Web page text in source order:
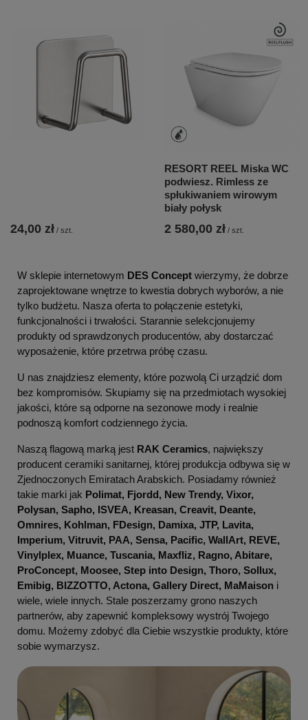
24,00 zł / szt.
RESORT REEL Miska WC
podwiesz. Rimless ze
spłukiwaniem wirowym
biały połysk
2 580,00 zł / szt.
W sklepie internetowym DES Concept wierzymy, że dobrze
zaprojektowane wnętrze to kwestia dobrych wyborów, a nie
tylko budżetu. Nasza oferta to połączenie estetyki,
funkcjonalności i trwałości. Starannie selekcjonujemy
produkty od sprawdzonych producentów, aby dostarczać
wyposażenie, które przetrwa próbę czasu.
U nas znajdziesz elementy, które pozwolą Ci urządzić dom
bez kompromisów. Skupiamy się na przedmiotach wysokiej
jakości, które są odporne na sezonowe mody i realnie
podnoszą komfort codziennego życia.
Naszą flagową marką jest RAK Ceramics, największy
producent ceramiki sanitarnej, której produkcja odbywa się w
Zjednoczonych Emiratach Arabskich. Posiadamy również
takie marki jak Polimat, Fjordd, New Trendy, Vixor,
Polysan, Sapho, ISVEA, Kreasan, Creavit, Deante,
Omnires, Kohlman, FDesign, Damixa, JTP, Lavita,
Imperium, Vitruvit, PAA, Sensa, Pacific, WallArt, REVE,
Vinylplex, Muance, Tuscania, Maxfliz, Ragno, Abitare,
ProConcept, Moosee, Step into Design, Thoro, Sollux,
Emibig, BIZZOTTO, Actona, Gallery Direct, MaMaison i
wiele, wiele innych. Stale poszerzamy grono naszych
partnerów, aby zapewnić kompleksowy wystrój Twojego
domu. Możemy zdobyć dla Ciebie wszystkie produkty, które
sobie wymarzysz.